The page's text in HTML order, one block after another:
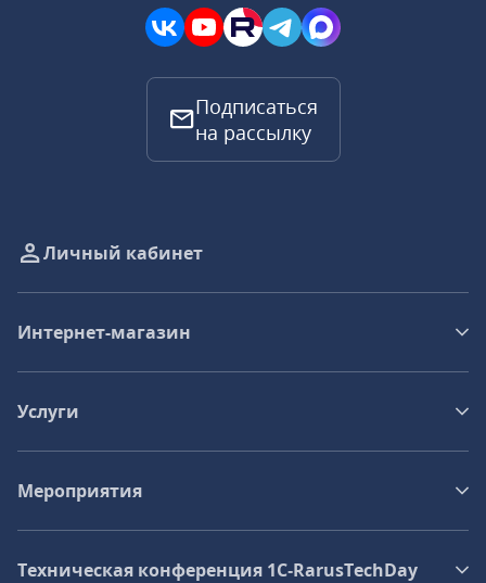
Подписаться
на рассылку
Личный кабинет
Интернет-магазин
Услуги
Мероприятия
Техническая конференция 1C‑RarusTechDay